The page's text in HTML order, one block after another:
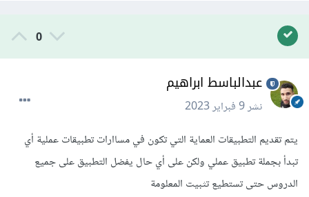
0
عبدالباسط ابراهيم
نشر9 فبراير 2023
يتم تقديم التطبيقات العماية التي تكون في مساارات تطبيقات عملية أي
تبدأ بجملة تطبيق عملي ولكن على أي حال يفضل التطبيق على جميع
الدروس حتى تستطيع تثبيت المعلومة